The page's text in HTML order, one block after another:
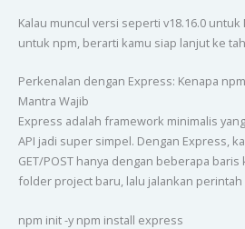
Kalau muncul versi seperti v18.16.0
untuk npm, berarti kamu siap lanjut ke
Perkenalan dengan Express: Kenapa
Mantra Wajib
Express adalah framework minimalis
API jadi super simpel. Dengan Express,
GET/POST hanya dengan beberapa
folder project baru, lalu jalankan
npm init -y npm install express